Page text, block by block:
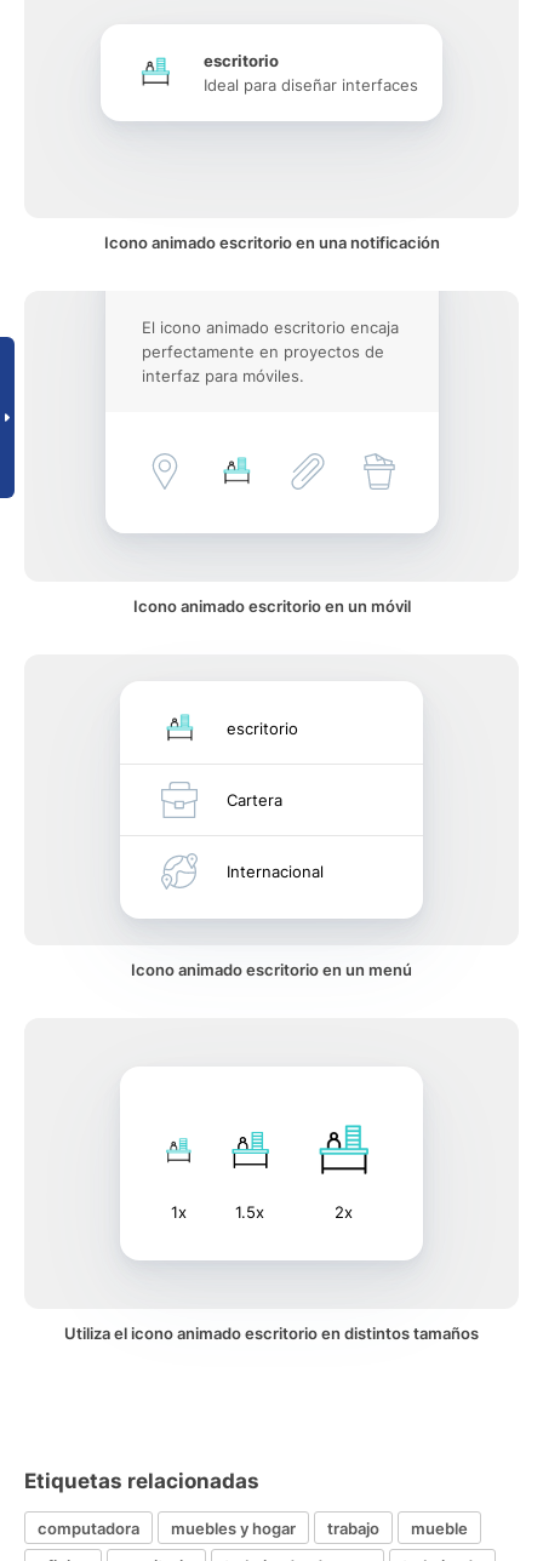
escritorio
Ideal para diseñar interfaces
Icono animado escritorio en una notificación
El icono animado escritorio encaja
perfectamente en proyectos de
interfaz para móviles.
Icono animado escritorio en un móvil
escritorio
Cartera
Internacional
Icono animado escritorio en un menú
1x 1.5x 2x
Utiliza el icono animado escritorio en distintos tamaños
Etiquetas relacionadas
computadora muebles y hogar trabajo
mueble